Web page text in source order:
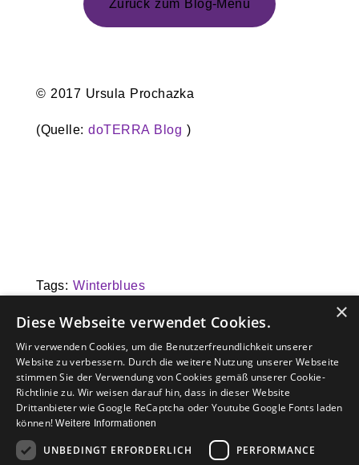
Zurück zum Blog-Menü
© 2017 Ursula Prochazka
(Quelle:doTERRA Blog )
Tags:Winterblues
Previous Post Next Post
© 2015 Stimmtraining Prochazka
×
Diese Webseite verwendet Cookies.
Wir verwenden Cookies, um die Benutzerfreundlichkeit unserer
Website zu verbessern. Durch die weitere Nutzung unserer Webseite
stimmen Sie der Verwendung von Cookies gemäß unserer Cookie-
Richtlinie zu. Wir weisen darauf hin, dass in dieser Website
Drittanbieter wie Google ReCaptcha oder Youtube Google Fonts laden
können!Weitere Informationen
UNBEDINGT ERFORDERLICH PERFORMANCE